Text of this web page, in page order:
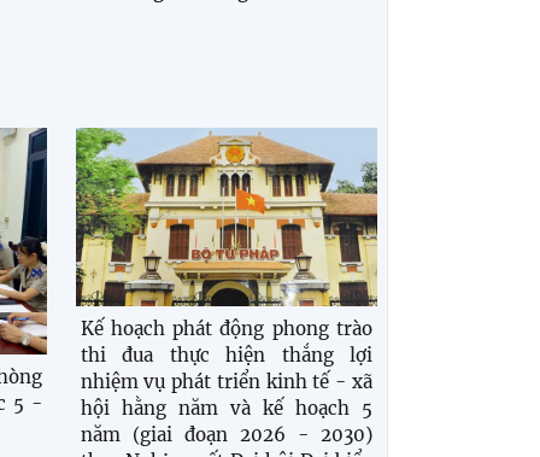
5 -
Kế hoạch phát động phong trào
thi đua thực hiện thắng lợi
nhiệm vụ phát triển kinh tế - xã
hội hằng năm và kế hoạch 5
năm (giai đoạn 2026 - 2030)